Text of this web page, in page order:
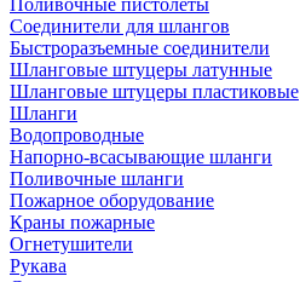
Соединители для шлангов
Быстроразъемные соединители
Шланговые штуцеры латунные
Шланговые штуцеры пластиковые
Шланги
Водопроводные
Напорно-всасывающие шланги
Поливочные шланги
Пожарное оборудование
Краны пожарные
Огнетушители
Рукава